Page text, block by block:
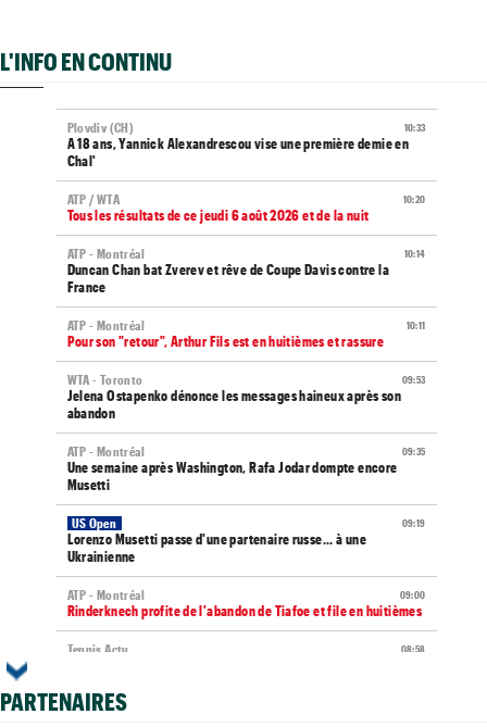
L'INFO EN CONTINU
10:33
Plovdiv (CH)
A 18 ans, Yannick Alexandrescou vise une première demie en
Chal'
10:20
ATP / WTA
Tous les résultats de ce jeudi 6 août 2026 et de la nuit
10:14
ATP - Montréal
Duncan Chan bat Zverev et rêve de Coupe Davis contre la
France
10:11
ATP - Montréal
Pour son "retour", Arthur Fils est en huitièmes et rassure
09:53
WTA - Toronto
Jelena Ostapenko dénonce les messages haineux après son
abandon
09:35
ATP - Montréal
Une semaine après Washington, Rafa Jodar dompte encore
Musetti
09:19
US Open
Lorenzo Musetti passe d'une partenaire russe... à une
Ukrainienne
09:00
ATP - Montréal
Rinderknech profite de l'abandon de Tiafoe et file en huitièmes
08:58
Tennis Actu
PARTENAIRES